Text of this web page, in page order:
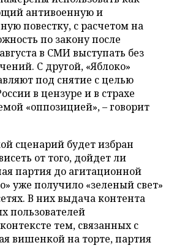
антивоенную и
повестку, с расчетом на
по закону после
в СМИ выступать без
С другой, «Яблоко»
под снятие с целью
в цензуре и в страхе
«оппозицией», – говорит
сценарий будет избран
от того, дойдет ли
партия до агитационной
уже получило «зеленый свет»
В них выдача контента
пользователей
тем, связанных с
вишенкой на торте, партия